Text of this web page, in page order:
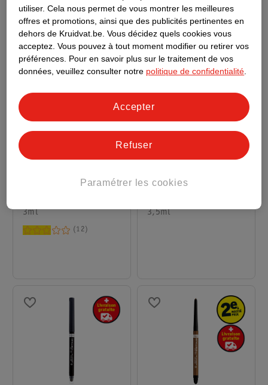
Essence Dip Eyeliner
Waterproof 01
3ml
2.
12
NYX Professional
Liquide Waterproof
3,5ml
11.
utiliser. Cela nous permet de vous montrer les meilleures
offres et promotions, ainsi que des publicités pertinentes en
dehors de Kruidvat.be. Vous décidez quels cookies vous
acceptez. Vous pouvez à tout moment modifier ou retirer vos
préférences. Pour en savoir plus sur le traitement de vos
données, veuillez consulter notre politique de confidentialité
Paramétrer les cookies
Refuser
Accepter